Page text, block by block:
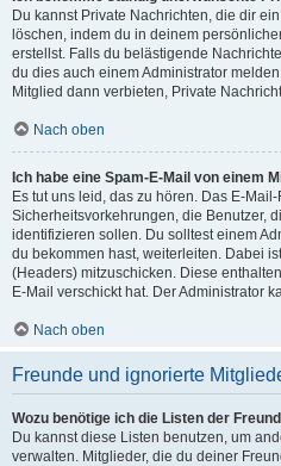
Du kannst Private Nachrichten, die dir
löschen, indem du in deinem
erstellst. Falls du belästigende
du dies auch einem Administrator
Mitglied dann verbieten, Private
Nach oben
Ich habe eine Spam-E-Mail von einem
Es tut uns leid, das zu hören. Das E-
Sicherheitsvorkehrungen, die Benutzer,
identifizieren sollen. Du solltest einem
du bekommen hast, weiterleiten. Dabei
(Headers) mitzuschicken. Diese
E-Mail verschickt hat. Der Administrator
Nach oben
Freunde und ignorierte
Wozu benötige ich die Listen der
Du kannst diese Listen benutzen, um
verwalten. Mitglieder, die du deiner